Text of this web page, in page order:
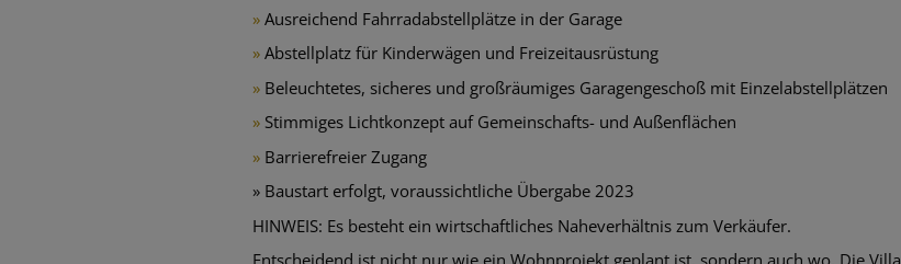
» Ausreichend Fahrradabstellplätze in der Garage
» Abstellplatz für Kinderwägen und Freizeitausrüstung
» Beleuchtetes, sicheres und großräumiges Garagengeschoß mit Einzelabstellplätzen
» Stimmiges Lichtkonzept auf Gemeinschafts- und Außenflächen
» Barrierefreier Zugang
» Baustart erfolgt, voraussichtliche Übergabe 2023
HINWEIS: Es besteht ein wirtschaftliches Naheverhältnis zum Verkäufer.